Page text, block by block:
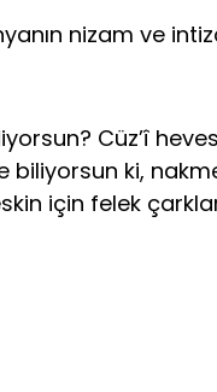
nizam ve
Cüz’î
biliyorsun ki,
için felek